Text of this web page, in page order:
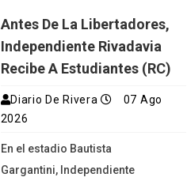
Antes De La Libertadores,
Independiente Rivadavia
Recibe A Estudiantes (RC)
Diario De Rivera
07 Ago
2026
En el estadio Bautista
Gargantini, Independiente